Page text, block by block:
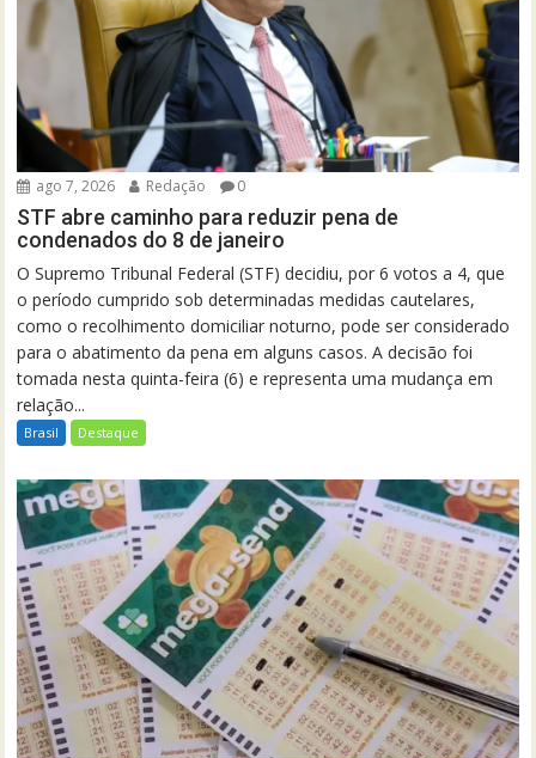
ago 7, 2026 Redação 0
STF abre caminho para reduzir pena de
condenados do 8 de janeiro
O Supremo Tribunal Federal (STF) decidiu, por 6 votos a 4, que
o período cumprido sob determinadas medidas cautelares,
como o recolhimento domiciliar noturno, pode ser considerado
para o abatimento da pena em alguns casos. A decisão foi
tomada nesta quinta-feira (6) e representa uma mudança em
relação...
Brasil Destaque